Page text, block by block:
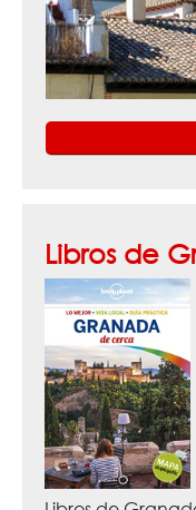
Libros de